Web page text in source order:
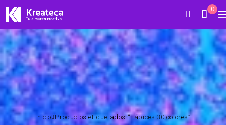
0
Inicio Productos etiquetados “Lápices 30 colores”